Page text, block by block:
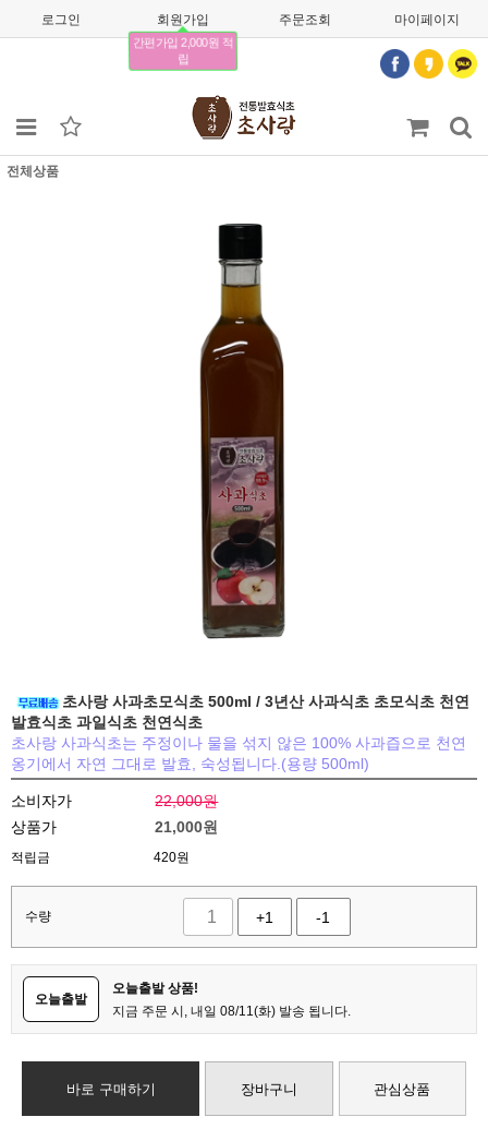
로그인 회원가입
간편가입 2,000원 적
립
주문조회 마이페이지
전체상품
초사랑 사과초모식초 500ml / 3년산 사과식초 초모식초 천연
발효식초 과일식초 천연식초
초사랑 사과식초는 주정이나 물을 섞지 않은 100% 사과즙으로 천연
옹기에서 자연 그대로 발효, 숙성됩니다.(용량 500ml)
소비자가
22,000원
상품가
21,000원
적립금 420원
수량 +1 -1
오늘출발
오늘출발 상품!
지금 주문 시, 내일 08/11(화) 발송 됩니다.
바로 구매하기 장바구니 관심상품